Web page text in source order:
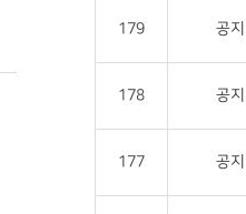
179 공지
178 공지
177 공지